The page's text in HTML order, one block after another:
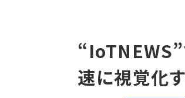
“IoTNEWS”
速に視覚化